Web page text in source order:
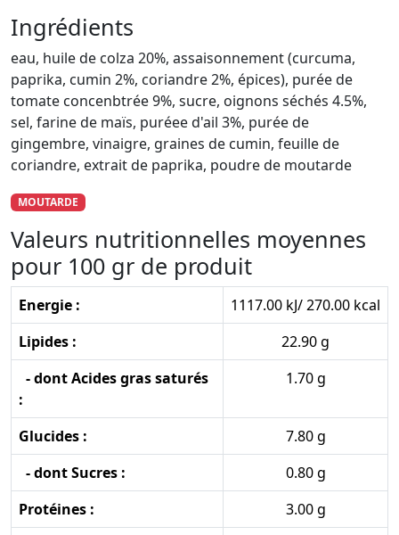
Ingrédients
eau, huile de colza 20%, assaisonnement (curcuma,
paprika, cumin 2%, coriandre 2%, épices), purée de
tomate concenbtrée 9%, sucre, oignons séchés 4.5%,
sel, farine de maïs, puréee d'ail 3%, purée de
gingembre, vinaigre, graines de cumin, feuille de
coriandre, extrait de paprika, poudre de moutarde
MOUTARDE
Valeurs nutritionnelles moyennes
pour 100 gr de produit
Energie :
1117.00 kJ/ 270.00 kcal
Lipides :
22.90 g
- dont Acides gras saturés
:
1.70 g
Glucides :
7.80 g
- dont Sucres :
0.80 g
Protéines :
3.00 g